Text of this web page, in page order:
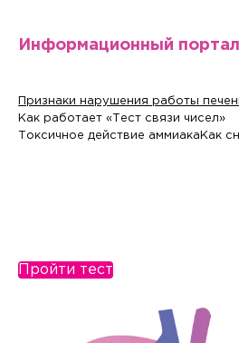
Информационный портал
Признаки нарушения работы
Как работает «Тест связи чисел»
Токсичное действие аммиака Как
Пройти тест